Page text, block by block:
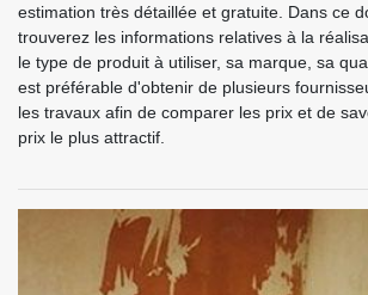
estimation très détaillée et gratuite. Dans ce
trouverez les informations relatives à la
le type de produit à utiliser, sa marque, sa
est préférable d'obtenir de plusieurs
les travaux afin de comparer les prix et de
prix le plus attractif.